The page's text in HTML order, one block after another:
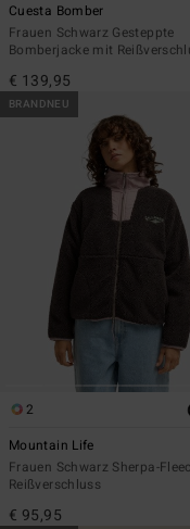
Cuesta Bomber
Frauen Schwarz Gesteppte
Bomberjacke mit
€ 139,95
BRANDNEU
2
Mountain Life
Frauen Schwarz Sherpa-
Reißverschluss
€ 95,95